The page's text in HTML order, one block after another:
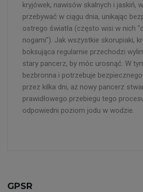
kryjówek, nawisów skalnych i jaskiń,
przebywać w ciągu dnia, unikając
ostrego światła (często wisi w nich
nogami"). Jak wszystkie skorupiaki,
boksująca regularnie przechodzi
stary pancerz, by móc urosnąć. W
bezbronna i potrzebuje
przez kilka dni, aż nowy pancerz
prawidłowego przebiegu tego
odpowiedni poziom jodu w wodzie.
GPSR